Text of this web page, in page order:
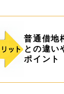
普通借地
との違い
ポイント